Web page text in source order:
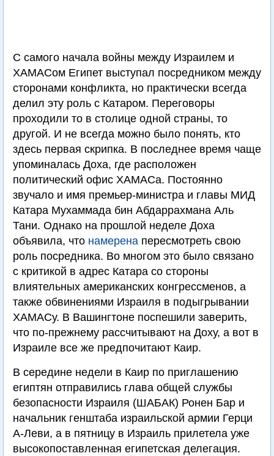
С самого начала войны между Израилем и
ХАМАСом Египет выступал посредником между
сторонами конфликта, но практически всегда
делил эту роль с Катаром. Переговоры
проходили то в столице одной страны, то
другой. И не всегда можно было понять, кто
здесь первая скрипка. В последнее время чаще
упоминалась Доха, где расположен
политический офис ХАМАСа. Постоянно
звучало и имя премьер-министра и главы МИД
Катара Мухаммада бин Абдаррахмана Аль
Тани. Однако на прошлой неделе Доха
объявила, что намерена пересмотреть свою
роль посредника. Во многом это было связано
с критикой в адрес Катара со стороны
влиятельных американских конгрессменов, а
также обвинениями Израиля в подыгрывании
ХАМАСу. В Вашингтоне поспешили заверить,
что по-прежнему рассчитывают на Доху, а вот в
Израиле все же предпочитают Каир.
В середине недели в Каир по приглашению
египтян отправились глава общей службы
безопасности Израиля (ШАБАК) Ронен Бар и
начальник генштаба израильской армии Герци
А-Леви, а в пятницу в Израиль прилетела уже
высокопоставленная египетская делегация.